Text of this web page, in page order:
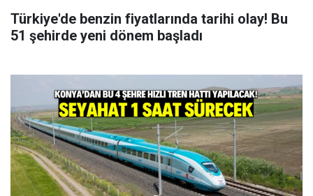
Türkiye'de benzin fiyatlarında tarihi olay! Bu
51 şehirde yeni dönem başladı